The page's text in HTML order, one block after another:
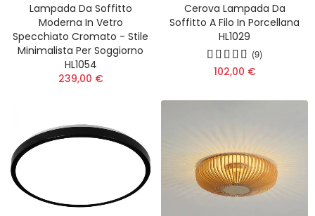
Lampada Da Soffitto
Moderna In Vetro
Specchiato Cromato - Stile
Minimalista Per Soggiorno
HL1054
239,00 €
Cerova Lampada Da
Soffitto A Filo In Porcellana
HL1029
(9)
102,00 €